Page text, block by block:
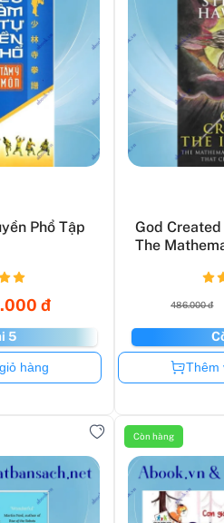
Phổ Tập
đ
5
hàng
God
The
486.000 đ
Thêm
Còn hàng